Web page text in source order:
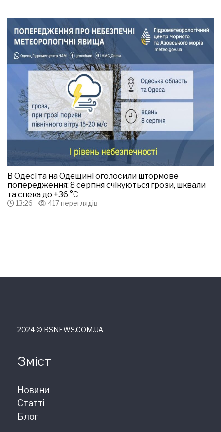
В Одесі та на Одещині оголосили штормове
попередження: 8 серпня очікуються грози, шквали
та спека до +36 °С
13:26 417 переглядів
2024 © ВSNEWS.COM.UA
Зміст
Новини
Статті
Блог